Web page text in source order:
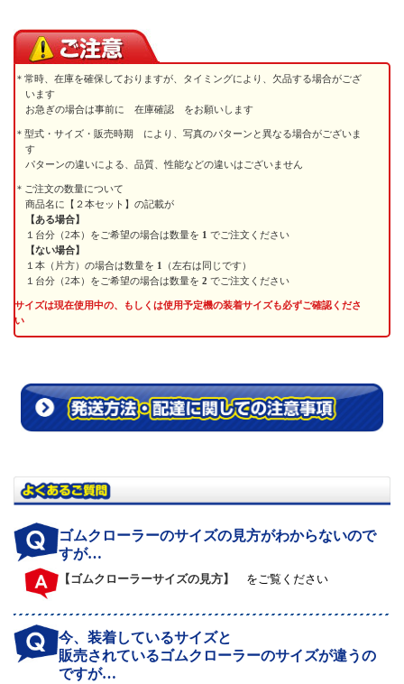
常時、在庫を確保しておりますが、タイミングにより、欠品する場合がござ
います
お急ぎの場合は事前に 在庫確認 をお願いします
型式・サイズ・販売時期 により、写真のパターンと異なる場合がございま
す
パターンの違いによる、品質、性能などの違いはございません
ご注文の数量について
商品名に【２本セット】の記載が
【ある場合】
１台分（2本）をご希望の場合は数量を 1 でご注文ください
【ない場合】
１本（片方）の場合は数量を 1
（左右は同じです）
１台分（2本）をご希望の場合は数量を 2 でご注文ください
サイズは現在使用中の、もしくは使用予定機の装着サイズも必ずご確認くださ
い
ゴムクローラーのサイズの見方がわからないので
すが…
【ゴムクローラーサイズの見方】 をご覧ください
今、装着しているサイズと
販売されているゴムクローラーのサイズが違うの
ですが…